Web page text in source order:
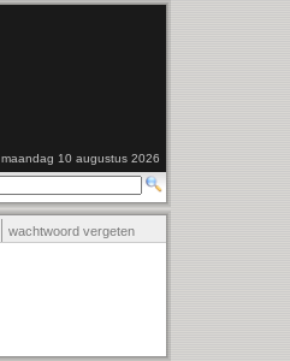
maandag 10 augustus 2026
wachtwoord vergeten